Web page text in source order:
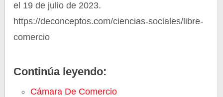
el 19 de julio de 2023.
https://deconceptos.com/ciencias-sociales/libre-
comercio
Continúa leyendo:
Cámara De Comercio